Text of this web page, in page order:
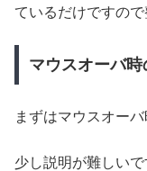
ているだけですの
マウスオーバ時
まずはマウスオー
少し説明が難しい